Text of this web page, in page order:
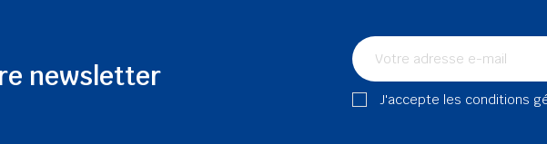
newsletter
J'accepte les conditions